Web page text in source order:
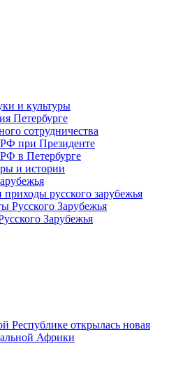
и культуры
Петербурге
сотрудничества
РФ при Президенте
в Петербурге
и истории
русского зарубежья
Русского Зарубежья
Зарубежья
Республике открылась новая
Африки